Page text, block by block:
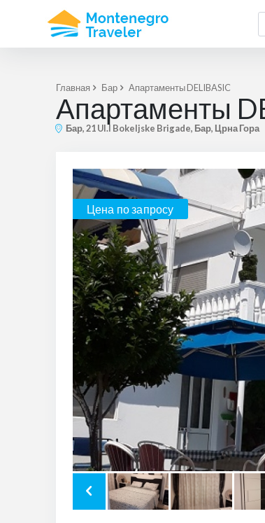
Главная Бар Апартаменты DELIBASIC
Апартаменты
Бар, 21 Ul.I Bokeljske Brigade, Бар, Црна Гора
Цена по запросу